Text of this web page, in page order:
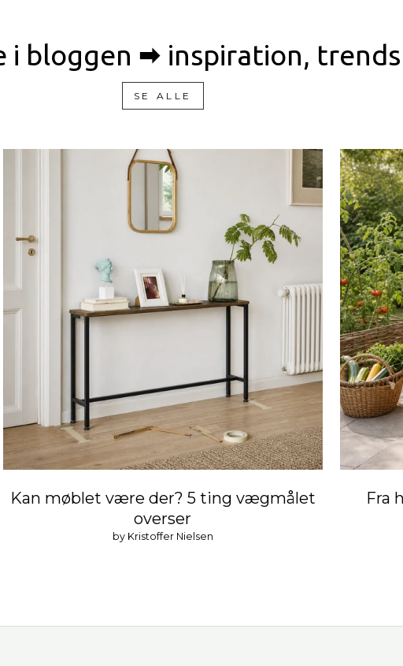
i bloggen 🠮 inspiration,
SE ALLE
Kan møblet være der? 5 ting vægmålet
overser
by Kristoffer Nielsen
Fra